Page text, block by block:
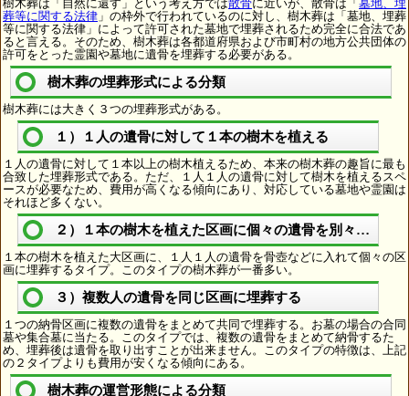
樹木葬は「自然に還す」という考え方では散骨に近いが、散骨は「 墓地、埋
葬等に関する法律 」の枠外で行われているのに対し、樹木葬は「墓地、埋葬
等に関する法律」によって許可された墓地で埋葬されるため完全に合法であ
ると言える。そのため、樹木葬は各都道府県および市町村の地方公共団体の
許可をとった霊園や墓地に遺骨を埋葬する必要がある。
樹木葬の埋葬形式による分類
樹木葬には大きく３つの埋葬形式がある。
１）１人の遺骨に対して１本の樹木を植える
１人の遺骨に対して１本以上の樹木植えるため、本来の樹木葬の趣旨に最も
合致した埋葬形式である。ただ、１人１人の遺骨に対して樹木を植えるスペ
ースが必要なため、費用が高くなる傾向にあり、対応している墓地や霊園は
それほど多くない。
２）１本の樹木を植えた区画に個々の遺骨を別々に埋葬
１本の樹木を植えた大区画に、１人１人の遺骨を骨壺などに入れて個々の区
画に埋葬するタイプ。このタイプの樹木葬が一番多い。
３）複数人の遺骨を同じ区画に埋葬する
１つの納骨区画に複数の遺骨をまとめて共同で埋葬する。お墓の場合の合同
墓や集合墓に当たる。このタイプでは、複数の遺骨をまとめて納骨するた
め、埋葬後は遺骨を取り出すことが出来ません。このタイプの特徴は、上記
の２タイプよりも費用が安くなる傾向にある。
樹木葬の運営形態による分類